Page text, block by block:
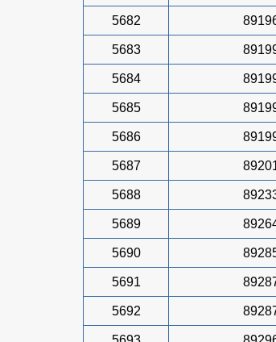
5682
5683
5684
5685
5686
5687
5688
5689
5690
5691
5692